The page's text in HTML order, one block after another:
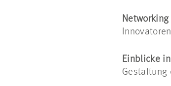
Einblicke
Gestaltung